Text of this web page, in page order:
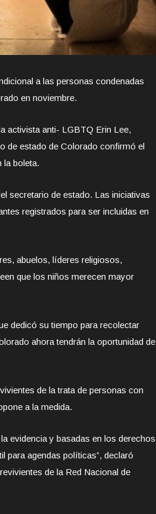
a las personas condenadas
en noviembre.
activista anti- LGBTQ Erin Lee,
de estado de Colorado confirmó el
la boleta.
secretario de estado. Las iniciativas
registrados para ser incluidas en
abuelos, líderes religiosos,
que los niños merecen mayor
dedicó su tiempo para recolectar
ahora tendrán la oportunidad de
de la trata de personas con
a la medida.
evidencia y basadas en los derechos
para agendas políticas”, declaró
de la Red Nacional de